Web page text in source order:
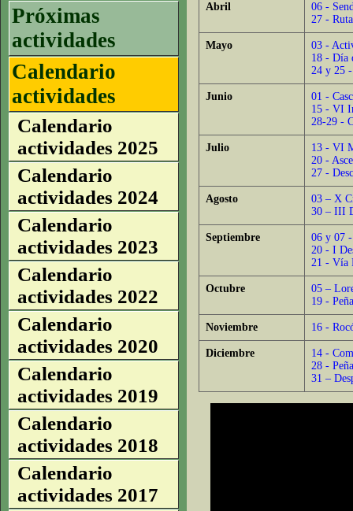
Próximas
actividades
Calendario
actividades
Calendario
actividades 2025
Calendario
actividades 2024
Calendario
actividades 2023
Calendario
actividades 2022
Calendario
actividades 2020
Calendario
actividades 2019
Calendario
actividades 2018
Calendario
actividades 2017
Abril
06 -
27 -
Mayo
03 -
18 - Día
24 y 25
Junio
01 -
15 - VI
28-29 -
Julio
13 - VI
20 -
27 -
Agosto
03 – X
30 – III
Septiembre
06 y 07 -
20 - I
21 - Vía
Octubre
05 –
19 -
Noviembre 16 -
Diciembre
14 -
28 -
31 –